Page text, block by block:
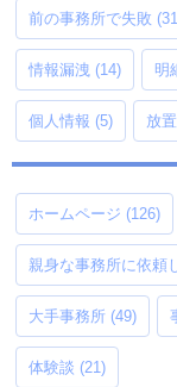
前の事務所で失敗
情報漏洩 (14) 明
個人情報 (5) 放
ホームページ (126)
親身な事務所に依頼
大手事務所 (49)
体験談 (21)